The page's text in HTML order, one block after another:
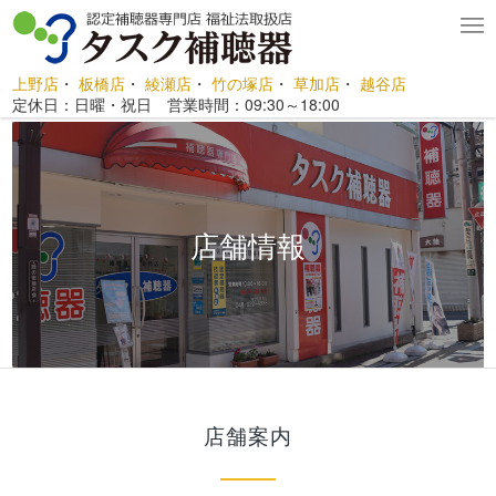
上野店 ・板橋店 ・綾瀬店 ・竹の塚店 ・草加店 ・ 越谷店
定休日：日曜・祝日 営業時間：09:30～18:00
店舗情報
店舗案内